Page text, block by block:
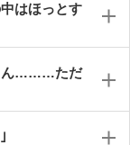
はほっとす
ん………ただ